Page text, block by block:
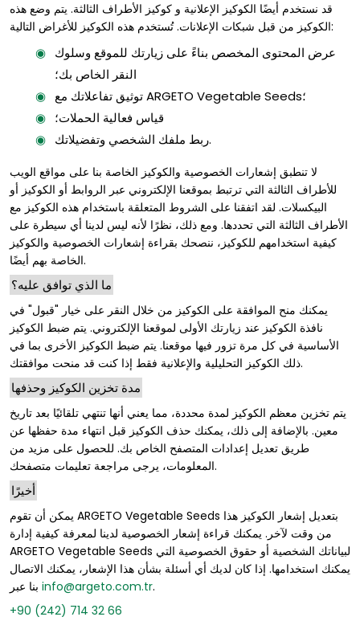
قد نستخدم أيضًا الكوكيز الإعلانية و كوكيز الأطراف الثالثة. يتم وضع هذه
الكوكيز من قبل شبكات الإعلانات. تُستخدم هذه الكوكيز للأغراض التالية:
عرض المحتوى المخصص بناءً على زيارتك للموقع وسلوك
النقر الخاص بك؛
توثيق تفاعلاتك مع ARGETO Vegetable Seeds؛
قياس فعالية الحملات؛
ربط ملفك الشخصي وتفضيلاتك.
لا تنطبق إشعارات الخصوصية والكوكيز الخاصة بنا على مواقع الويب
للأطراف الثالثة التي ترتبط بموقعنا الإلكتروني عبر الروابط أو الكوكيز أو
البيكسلات. لقد اتفقنا على الشروط المتعلقة باستخدام هذه الكوكيز مع
الأطراف الثالثة التي تحددها. ومع ذلك، نظرًا لأنه ليس لدينا أي سيطرة على
كيفية استخدامهم للكوكيز، ننصحك بقراءة إشعارات الخصوصية والكوكيز
الخاصة بهم أيضًا.
ما الذي توافق عليه؟
يمكنك منح الموافقة على الكوكيز من خلال النقر على خيار "قبول" في
نافذة الكوكيز عند زيارتك الأولى لموقعنا الإلكتروني. يتم ضبط الكوكيز
الأساسية في كل مرة تزور فيها موقعنا. يتم ضبط الكوكيز الأخرى بما في
ذلك الكوكيز التحليلية والإعلانية فقط إذا كنت قد منحت موافقتك.
مدة تخزين الكوكيز وحذفها
يتم تخزين معظم الكوكيز لمدة محددة، مما يعني أنها تنتهي تلقائيًا بعد تاريخ
معين. بالإضافة إلى ذلك، يمكنك حذف الكوكيز قبل انتهاء مدة حفظها عن
طريق تعديل إعدادات المتصفح الخاص بك. للحصول على مزيد من
المعلومات، يرجى مراجعة تعليمات متصفحك.
أخيرًا
يمكن أن تقوم ARGETO Vegetable Seeds بتعديل إشعار الكوكيز هذا
من وقت لآخر. يمكنك قراءة إشعار الخصوصية لدينا لمعرفة كيفية إدارة
ARGETO Vegetable Seeds لبياناتك الشخصية أو حقوق الخصوصية التي
يمكنك استخدامها. إذا كان لديك أي أسئلة بشأن هذا الإشعار، يمكنك الاتصال
info@argeto.com.tr.
+90 (242) 714 32 66